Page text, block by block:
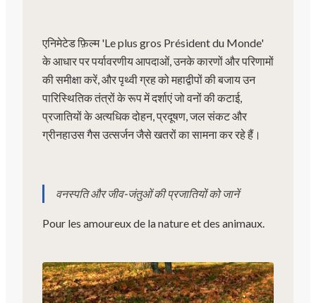
एनिमेटेड फ़िल्म 'Le plus gros Président du Monde'
के आधार पर पर्यावरणीय आपदाओं, उनके कारणों और परिणामों
की समीक्षा करें, और पृथ्वी ग्रह को महाद्वीपों की बजाय उन
पारिस्थितिक तंत्रों के रूप में दर्शाएं जो वनों की कटाई,
प्रजातियों के अत्यधिक दोहन, प्रदूषण, जल संकट और
ग्रीनहाउस गैस उत्सर्जन जैसे खतरों का सामना कर रहे हैं।
वनस्पति और जीव-जंतुओं की प्रजातियों को जानें
Pour les amoureux de la nature et des animaux.